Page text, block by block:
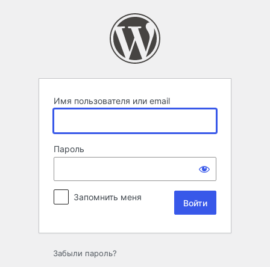
Имя пользователя или email
Пароль
Запомнить меня
Забыли пароль?